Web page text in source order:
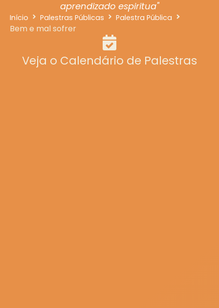
aprendizado espiritua"
Início Palestras Públicas Palestra Pública
Bem e mal sofrer
Veja o Calendário de Palestras